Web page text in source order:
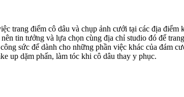
trang điểm cô dâu và chụp ảnh cưới tại các địa
tin tưởng và lựa chọn cùng địa chỉ studio đó để
sức để dành cho những phần việc khác của đám
up dặm phấn, làm tóc khi cô dâu thay y phục.